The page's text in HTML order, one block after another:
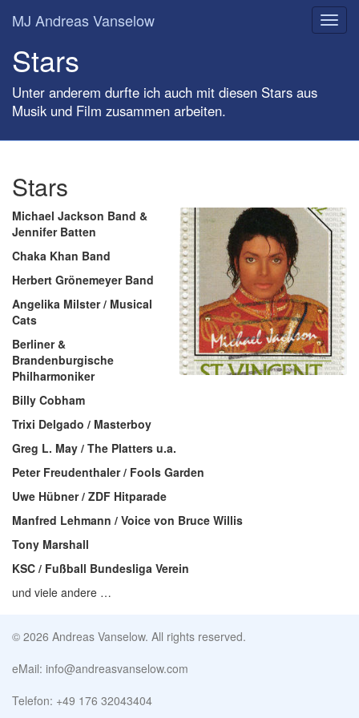
MJ Andreas Vanselow
Stars
Unter anderem durfte ich auch mit diesen Stars aus
Musik und Film zusammen arbeiten.
Stars
Michael Jackson Band &
Jennifer Batten
Chaka Khan Band
Herbert Grönemeyer Band
Angelika Milster / Musical
Cats
Berliner &
Brandenburgische
Philharmoniker
Billy Cobham
Trixi Delgado / Masterboy
Greg L. May / The Platters u.a.
Peter Freudenthaler / Fools Garden
Uwe Hübner / ZDF Hitparade
Manfred Lehmann / Voice von Bruce Willis
Tony Marshall
KSC / Fußball Bundesliga Verein
und viele andere …
© 2026 Andreas Vanselow. All rights reserved.
eMail: info@andreasvanselow.com
Telefon: +49 176 32043404